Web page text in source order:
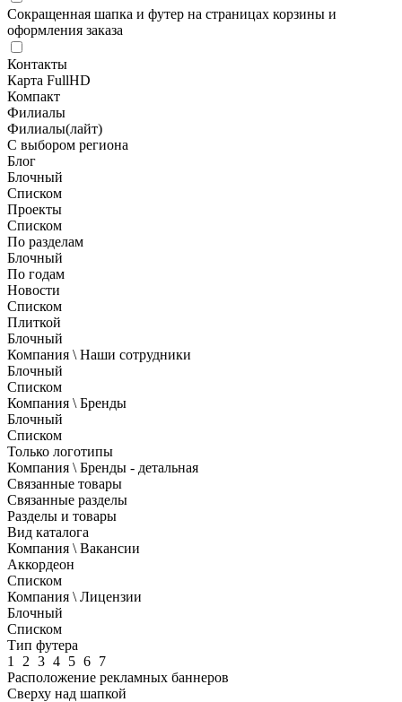
Сокращенная шапка и футер на страницах корзины и
оформления заказа
Контакты
Карта FullHD
Компакт
Филиалы
Филиалы(лайт)
С выбором региона
Блог
Блочный
Списком
Проекты
Списком
По разделам
Блочный
По годам
Новости
Списком
Плиткой
Блочный
Компания \ Наши сотрудники
Блочный
Списком
Компания \ Бренды
Блочный
Списком
Только логотипы
Компания \ Бренды - детальная
Связанные товары
Связанные разделы
Разделы и товары
Вид каталога
Компания \ Вакансии
Аккордеон
Списком
Компания \ Лицензии
Блочный
Списком
Тип футера
1
2 3 4 5 6 7
Расположение рекламных баннеров
Сверху над шапкой